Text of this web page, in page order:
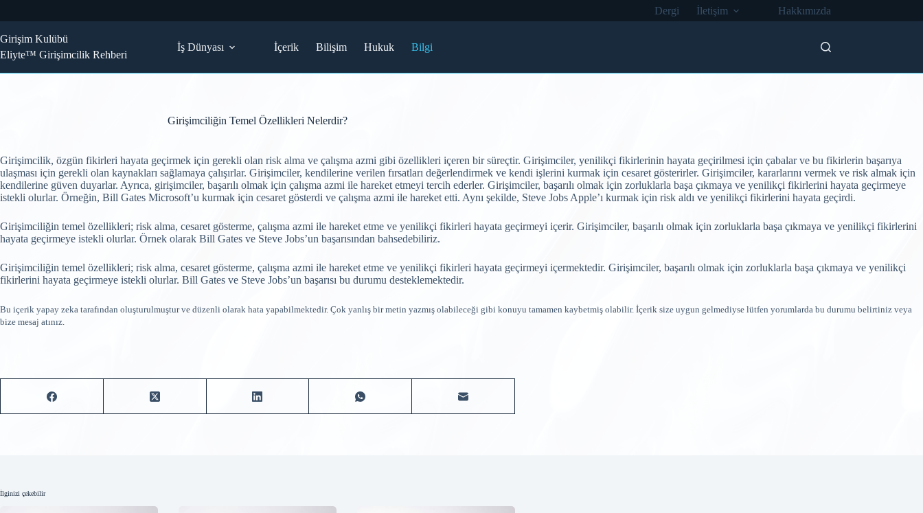
Dergi İletişim Hakkımızda
Girişim Kulübü
Eliyte™ Girişimcilik Rehberi
İş Dünyası İçerik Bilişim Hukuk Bilgi
Girişimciliğin Temel Özellikleri Nelerdir?
Girişimcilik, özgün fikirleri hayata geçirmek için gerekli olan risk alma ve çalışma azmi gibi özellikleri içeren bir süreçtir. Girişimciler, yenilikçi fikirlerinin hayata geçirilmesi için çabalar ve bu fikirlerin başarıya
ulaşması için gerekli olan kaynakları sağlamaya çalışırlar. Girişimciler, kendilerine verilen fırsatları değerlendirmek ve kendi işlerini kurmak için cesaret gösterirler. Girişimciler, kararlarını vermek ve risk almak için
kendilerine güven duyarlar. Ayrıca, girişimciler, başarılı olmak için çalışma azmi ile hareket etmeyi tercih ederler. Girişimciler, başarılı olmak için zorluklarla başa çıkmaya ve yenilikçi fikirlerini hayata geçirmeye
istekli olurlar. Örneğin, Bill Gates Microsoft’u kurmak için cesaret gösterdi ve çalışma azmi ile hareket etti. Aynı şekilde, Steve Jobs Apple’ı kurmak için risk aldı ve yenilikçi fikirlerini hayata geçirdi.
Girişimciliğin temel özellikleri; risk alma, cesaret gösterme, çalışma azmi ile hareket etme ve yenilikçi fikirleri hayata geçirmeyi içerir. Girişimciler, başarılı olmak için zorluklarla başa çıkmaya ve yenilikçi fikirlerini
hayata geçirmeye istekli olurlar. Örnek olarak Bill Gates ve Steve Jobs’un başarısından bahsedebiliriz.
Girişimciliğin temel özellikleri; risk alma, cesaret gösterme, çalışma azmi ile hareket etme ve yenilikçi fikirleri hayata geçirmeyi içermektedir. Girişimciler, başarılı olmak için zorluklarla başa çıkmaya ve yenilikçi
fikirlerini hayata geçirmeye istekli olurlar. Bill Gates ve Steve Jobs’un başarısı bu durumu desteklemektedir.
Bu içerik yapay zeka tarafından oluşturulmuştur ve düzenli olarak hata yapabilmektedir. Çok yanlış bir metin yazmış olabileceği gibi konuyu tamamen kaybetmiş olabilir. İçerik size uygun gelmediyse lütfen yorumlarda bu durumu belirtiniz veya
bize mesaj atınız.
İlginizi çekebilir